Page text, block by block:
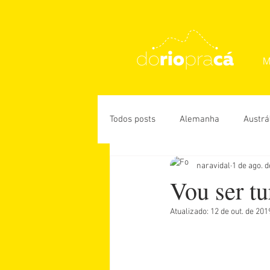
Todos posts Alemanha
Rio de Janeiro USA
Daniela Paiva Guiga Soares
Vou ser
naravidal 1 de ago.
Atualizado: 12 de out. de